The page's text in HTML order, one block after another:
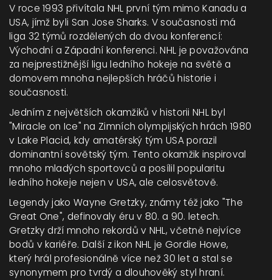
V roce 1993 přivítala NHL první tým mimo Kanadu a
USA, jímž byli San Jose Sharks. V současnosti má
liga 32 týmů rozdělených do dvou konferencí:
Východní a Západní konferenci. NHL je považována
za nejprestižnější ligu ledního hokeje na světě a
domovem mnoha nejlepších hráčů historie i
současnosti.
Jedním z největších okamžiků v historii NHL byl
"Miracle on Ice" na Zimních olympijských hrách 1980
v Lake Placid, kdy amatérský tým USA porazil
dominantní sovětský tým. Tento okamžik inspiroval
mnoho mladých sportovců a posílil popularitu
ledního hokeje nejen v USA, ale celosvětově.
Legendy jako Wayne Gretzky, známy též jako "The
Great One", definovaly éru v 80. a 90. letech.
Gretzky drží mnoho rekordů v NHL, včetně nejvíce
bodů v kariéře. Další z ikon NHL je Gordie Howe,
který hrál profesionálně více než 30 let a stal se
synonymem pro tvrdý a dlouhověký styl hraní.